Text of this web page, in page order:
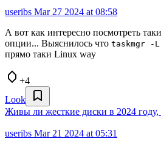
useribs Mar 27 2024 at 08:58
А вот как интересно посмотреть
опции... Выяснилось что taskmgr -L
прямо таки Linux way
+4
Look
Живы ли жесткие диски в 2024 году,
useribs Mar 21 2024 at 05:31